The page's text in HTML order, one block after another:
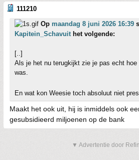
111210
Op maandag 8 juni 2026 16:39
Kapitein_Schavuithet volgende:
[..]
Als je het nu terugkijkt zie je pas echt hoe
was.
En wat kon Weesie toch absoluut niet
Maakt het ook uit, hij is inmiddels ook
gesubsidieerd miljoenen op de bank
▼ Advertentie door